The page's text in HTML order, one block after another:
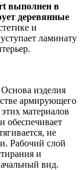
выполнен в
деревянные
и
ламинату
изделия
армирующего
материалов
обеспечивает
не
Рабочий слой
и
вид.